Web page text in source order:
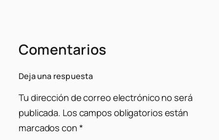
Comentarios
Deja una respuesta
Tu dirección de correo electrónico no será
publicada. Los campos obligatorios están
marcados con*